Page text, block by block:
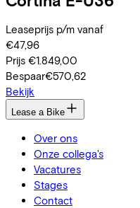
Leaseprijs p/m vanaf
€47,96
Prijs €1.849,00
Bespaar€570,62
Bekijk
Lease a Bike
Over ons
Onze collega's
Vacatures
Stages
Contact